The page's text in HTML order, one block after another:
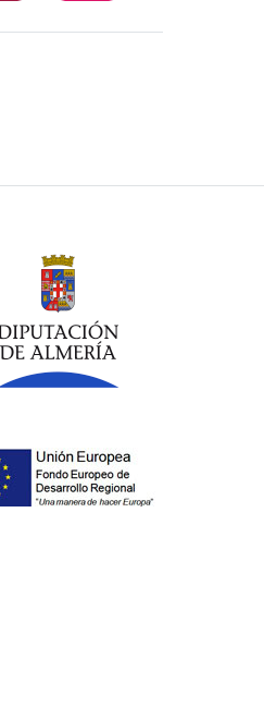
Channel